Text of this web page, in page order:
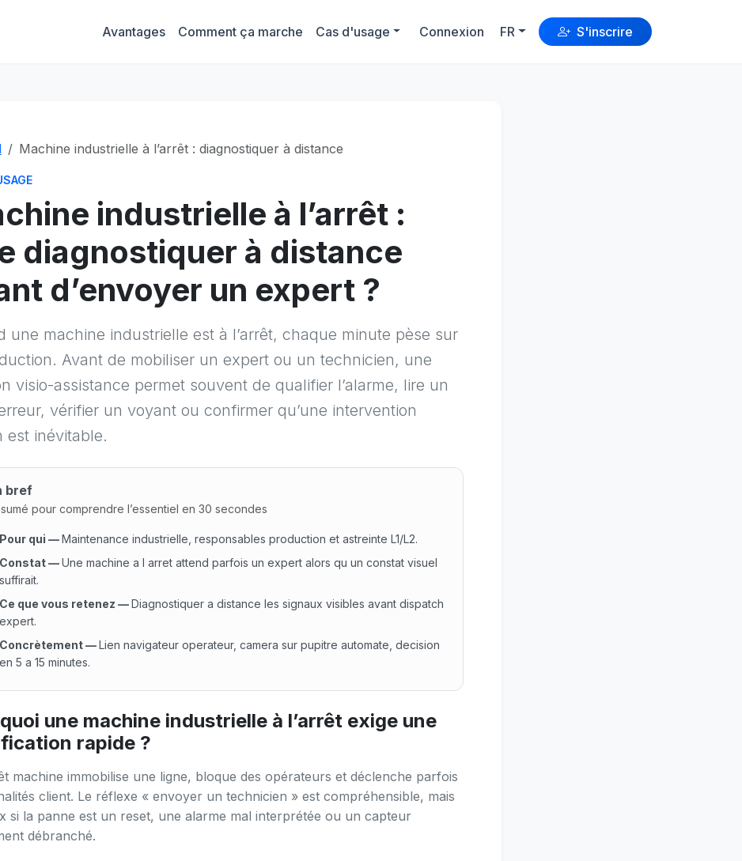
Avantages Comment ça marche Cas d'usage Connexion FR S'inscrire
Machine industrielle à l’arrêt : diagnostiquer à distance
industrielle à l’arrêt :
diagnostiquer à distance
d’envoyer un expert ?
une machine industrielle est à l’arrêt, chaque minute pèse sur
Avant de mobiliser un expert ou un technicien, une
visio-assistance permet souvent de qualifier l’alarme, lire un
vérifier un voyant ou confirmer qu’une intervention
est inévitable.
bref
pour comprendre l’essentiel en 30 secondes
Pour qui —Maintenance industrielle, responsables production et astreinte L1/L2.
Constat—Une machine a l arret attend parfois un expert alors qu un constat visuel
suffirait.
Ce que vous retenez —Diagnostiquer a distance les signaux visibles avant dispatch
expert.
Concrètement—Lien navigateur operateur, camera sur pupitre automate, decision
en 5 a 15 minutes.
qui : Maintenance industrielle, responsables production et astreinte L1/L2. Constat : Une machine a l arret attend
une machine industrielle à l’arrêt exige une
rapide ?
machine immobilise une ligne, bloque des opérateurs et déclenche parfois
client. Le réflexe « envoyer un technicien » est compréhensible, mais
si la panne est un reset, une alarme mal interprétée ou un capteur
débranché.